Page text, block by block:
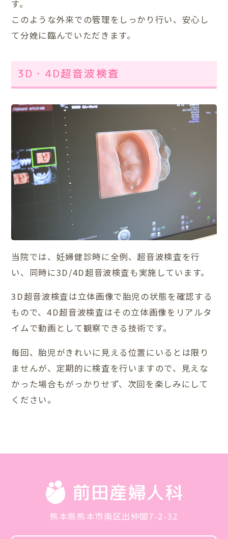
す。
このような外来での管理をしっかり行い、安心し
て分娩に臨んでいただきます。
3D・4D超音波検査
当院では、妊婦健診時に全例、超音波検査を行
い、同時に3D/4D超音波検査も実施しています。
3D超音波検査は立体画像で胎児の状態を確認する
もので、4D超音波検査はその立体画像をリアルタ
イムで動画として観察できる技術です。
毎回、胎児がきれいに見える位置にいるとは限り
ませんが、定期的に検査を行いますので、見えな
かった場合もがっかりせず、次回を楽しみにして
ください。
熊本県熊本市南区出仲間7-2-32